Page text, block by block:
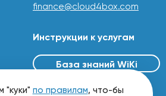
finance@cloud4box.com
Инструкции к услугам
База знаний WiKi
"куки" по правилам, что-бы